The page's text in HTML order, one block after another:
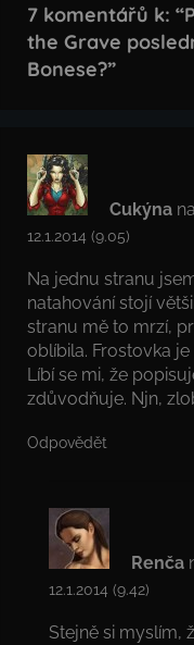
7 komentářů k: “
the Grave
Bonese?”
Cukýna
12.1.2014 (9.05)
Na jednu stranu
natahování stojí
stranu mě to mrzí,
oblíbila. Frostovka
Líbí se mi, že
zdůvodňuje. Njn,
Odpovědět
Renča
12.1.2014 (9.42)
Stejně si myslím,